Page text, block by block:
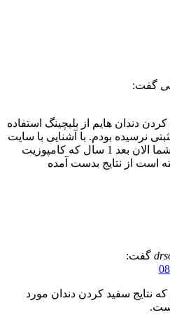
گفت:
دندان هایم از بلیچینگ استفاده
نرسیده بودم. با آشنایی با سایت
شما و مراجعه به مطب شما الان بعد 1 سال که کامپوزیت
است از نتایج بدست آمده
گفت:
نتایج سفید کردن دندان مورد